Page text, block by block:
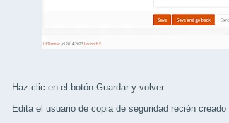
Haz clic en el botón Guardar y volver.
Edita el usuario de copia de seguridad recién